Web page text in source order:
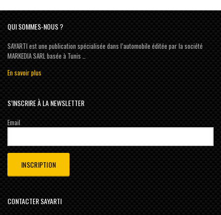
QUI SOMMES-NOUS ?
SAYARTI est une publication spécialisée dans l’automobile éditée par la société
MARKEDIA SARL basée à Tunis …
En savoir plus
S’INSCRIRE À LA NEWSLETTER
Email
CONTACTER SAYARTI